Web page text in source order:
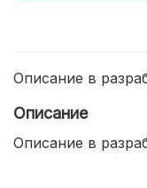
Описание в
Описание
Описание в